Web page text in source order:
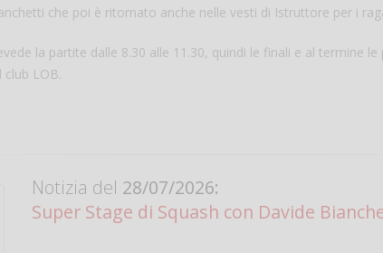
che poi è ritornato anche nelle vesti di Istruttore per i
la partite dalle 8.30 alle 11.30, quindi le finali e al termine
LOB.
Notizia del 28/07/2026:
Super Stage di Squash con Davide